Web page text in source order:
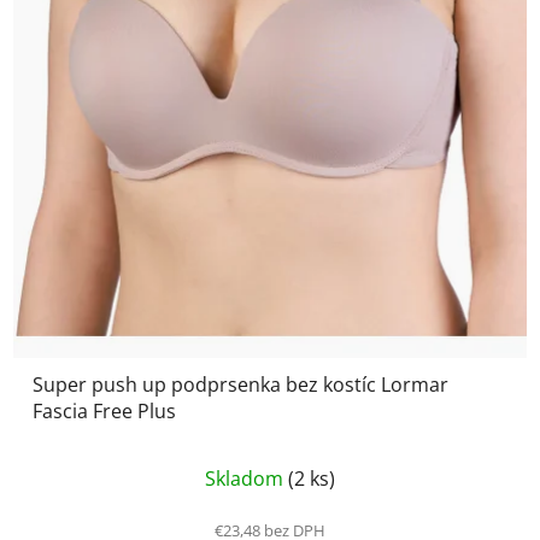
Super push up podprsenka bez kostíc Lormar
Fascia Free Plus
hodnotenie
produktu
Skladom (2 ks)
€23,48 bez DPH